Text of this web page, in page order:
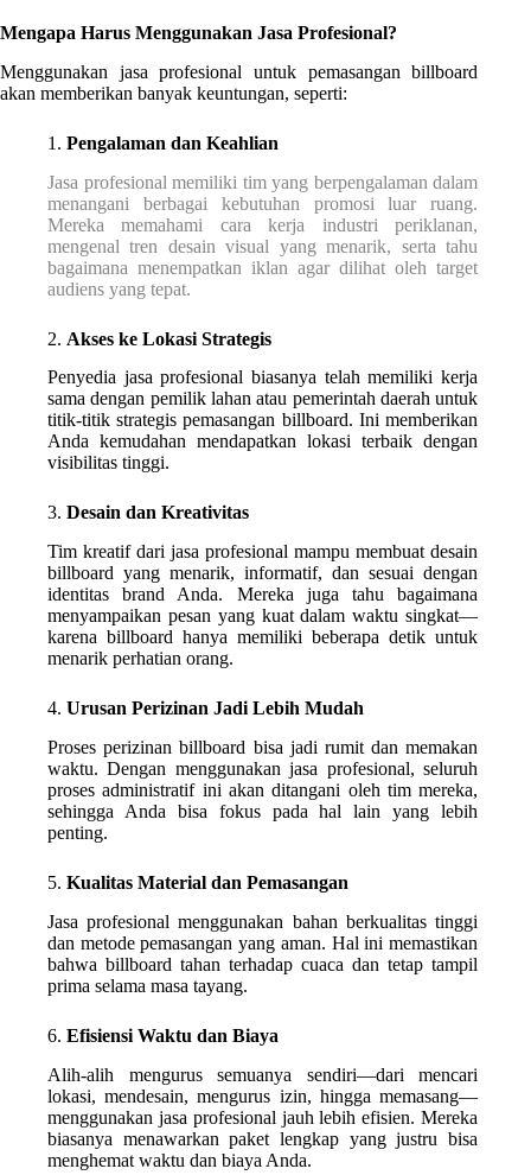
Mengapa Harus Menggunakan Jasa Profesional?
Menggunakan jasa profesional untuk pemasangan billboard
akan memberikan banyak keuntungan, seperti:
1. Pengalaman dan Keahlian
Jasa profesional memiliki tim yang berpengalaman dalam
menangani berbagai kebutuhan promosi luar ruang.
Mereka memahami cara kerja industri periklanan,
mengenal tren desain visual yang menarik, serta tahu
bagaimana menempatkan iklan agar dilihat oleh target
audiens yang tepat.
2. Akses ke Lokasi Strategis
Penyedia jasa profesional biasanya telah memiliki kerja
sama dengan pemilik lahan atau pemerintah daerah untuk
titik-titik strategis pemasangan billboard. Ini memberikan
Anda kemudahan mendapatkan lokasi terbaik dengan
visibilitas tinggi.
3. Desain dan Kreativitas
Tim kreatif dari jasa profesional mampu membuat desain
billboard yang menarik, informatif, dan sesuai dengan
identitas brand Anda. Mereka juga tahu bagaimana
menyampaikan pesan yang kuat dalam waktu singkat—
karena billboard hanya memiliki beberapa detik untuk
menarik perhatian orang.
4. Urusan Perizinan Jadi Lebih Mudah
Proses perizinan billboard bisa jadi rumit dan memakan
waktu. Dengan menggunakan jasa profesional, seluruh
proses administratif ini akan ditangani oleh tim mereka,
sehingga Anda bisa fokus pada hal lain yang lebih
penting.
5. Kualitas Material dan Pemasangan
Jasa profesional menggunakan bahan berkualitas tinggi
dan metode pemasangan yang aman. Hal ini memastikan
bahwa billboard tahan terhadap cuaca dan tetap tampil
prima selama masa tayang.
6. Efisiensi Waktu dan Biaya
Alih-alih mengurus semuanya sendiri—dari mencari
lokasi, mendesain, mengurus izin, hingga memasang—
menggunakan jasa profesional jauh lebih efisien. Mereka
biasanya menawarkan paket lengkap yang justru bisa
menghemat waktu dan biaya Anda.